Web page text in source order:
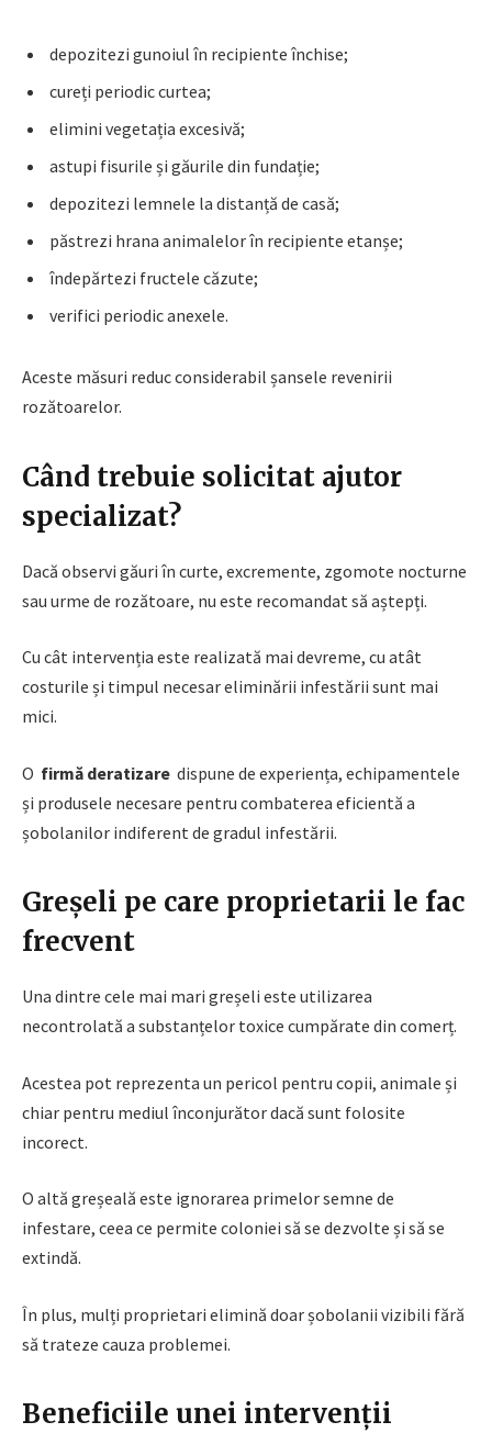
depozitezi gunoiul în recipiente închise;
cureți periodic curtea;
elimini vegetația excesivă;
astupi fisurile și găurile din fundație;
depozitezi lemnele la distanță de casă;
păstrezi hrana animalelor în recipiente etanșe;
îndepărtezi fructele căzute;
verifici periodic anexele.
Aceste măsuri reduc considerabil șansele revenirii
rozătoarelor.
Când trebuie solicitat ajutor
specializat?
Dacă observi găuri în curte, excremente, zgomote nocturne
sau urme de rozătoare, nu este recomandat să aștepți.
Cu cât intervenția este realizată mai devreme, cu atât
costurile și timpul necesar eliminării infestării sunt mai
mici.
O firmă deratizare dispune de experiența, echipamentele
și produsele necesare pentru combaterea eficientă a
șobolanilor indiferent de gradul infestării.
Greșeli pe care proprietarii le fac
frecvent
Una dintre cele mai mari greșeli este utilizarea
necontrolată a substanțelor toxice cumpărate din comerț.
Acestea pot reprezenta un pericol pentru copii, animale și
chiar pentru mediul înconjurător dacă sunt folosite
incorect.
O altă greșeală este ignorarea primelor semne de
infestare, ceea ce permite coloniei să se dezvolte și să se
extindă.
În plus, mulți proprietari elimină doar șobolanii vizibili fără
să trateze cauza problemei.
Beneficiile unei intervenții